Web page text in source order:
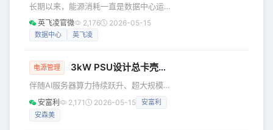
/220V） 通过隔离开关降压电路转换成
硬件所需的几种低压 直流电源：3.3V、
5V、12V、-12V，并提供具有 5V 待机
长期以来，能源消耗一直是数据中心运
营商关注的重要问题，随着AI的兴起，
这一挑战变得更加严峻。为了支撑AI工
能效至关重要。 英飞凌提出了一项战
系**统性能**。本文将重点探讨AI如何
推动数据中心架构升级，以及这些变化
对服务器和机柜技术带来的影响。具体
英飞凌官微 2,176 2026-05-15
数据中心 英飞凌
电源管理 3kW PSU设计总卡壳？安富利模拟电源供应器方案解决痛点！
伴随AI服务器算力持续跃升、超大规模
数据中心加速落地、新能源产业技术深
度迭代，全球市场对高效率、高功率密
安富利 2,171 2026-05-15
安富利
安森美